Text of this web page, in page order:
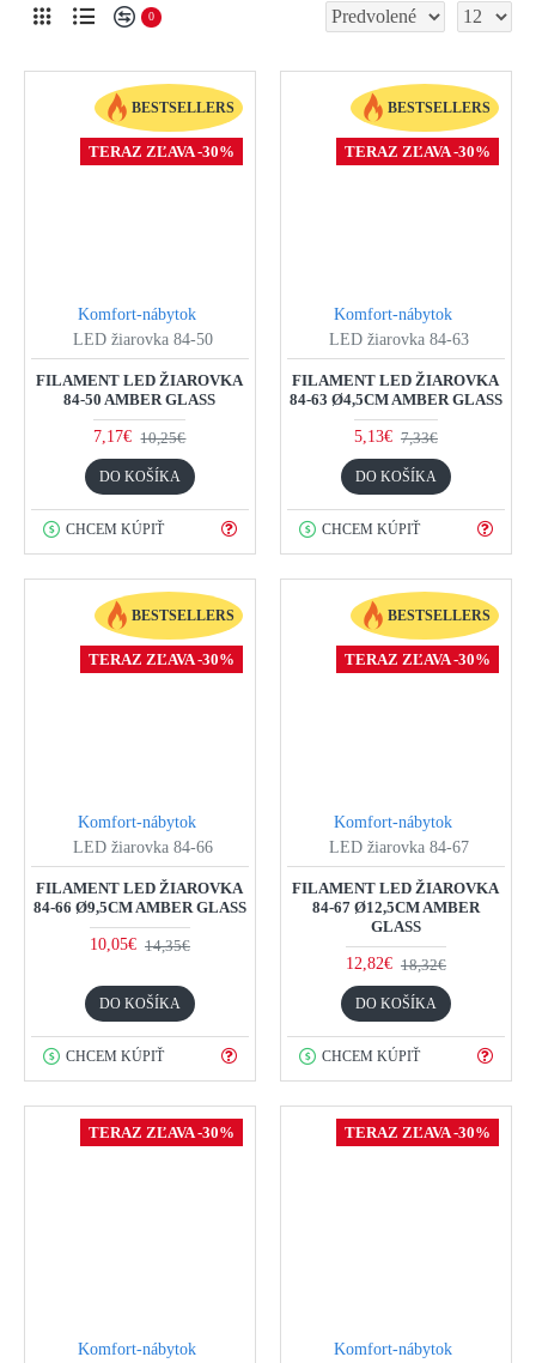
0
BESTSELLERS
TERAZ ZĽAVA -30%
Komfort-nábytok
LED žiarovka 84-50
FILAMENT LED ŽIAROVKA
84-50 AMBER GLASS
7,17€ 10,25€
DO KOŠÍKA
CHCEM KÚPIŤ
BESTSELLERS
TERAZ ZĽAVA -30%
Komfort-nábytok
LED žiarovka 84-63
FILAMENT LED ŽIAROVKA
84-63 Ø4,5CM AMBER GLASS
5,13€ 7,33€
DO KOŠÍKA
CHCEM KÚPIŤ
BESTSELLERS
TERAZ ZĽAVA -30%
Komfort-nábytok
LED žiarovka 84-66
FILAMENT LED ŽIAROVKA
84-66 Ø9,5CM AMBER GLASS
10,05€ 14,35€
DO KOŠÍKA
CHCEM KÚPIŤ
BESTSELLERS
TERAZ ZĽAVA -30%
Komfort-nábytok
LED žiarovka 84-67
FILAMENT LED ŽIAROVKA
84-67 Ø12,5CM AMBER
GLASS
12,82€ 18,32€
DO KOŠÍKA
CHCEM KÚPIŤ
TERAZ ZĽAVA -30%
Komfort-nábytok
TERAZ ZĽAVA -30%
Komfort-nábytok